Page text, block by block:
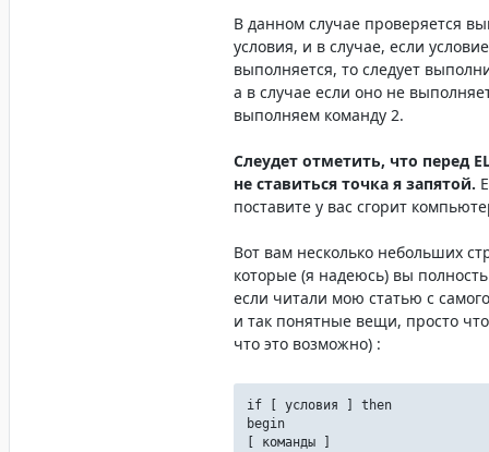
В данном случае проверяется
условия, и в случае, если условие
выполняется, то следует
а в случае если оно не
выполняем команду 2.
Слеудет отметить, что перед
не ставиться точка я запятой.
поставите у вас сгорит
Вот вам несколько небольших
которые (я надеюсь) вы
если читали мою статью с
и так понятные вещи, просто
что это возможно) :
if [ условия ] then
begin
[ команды ]